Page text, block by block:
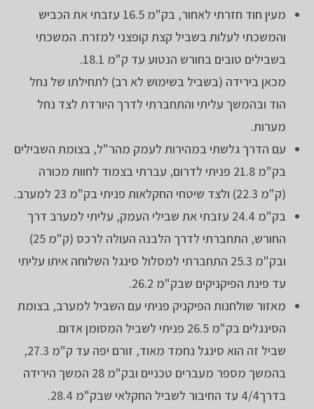
מעין חוד חזרתי לאחור, בק"מ 16.5 עזבתי את הכביש
והמשכתי לעלות בשביל קצת קופצני למזרח. המשכתי
בשבילים טובים בחורש הנטוע עד ק"מ 18.1.
מכאן בירידה (בשביל בשימוש לא רב) לתחילתו של נחל
הוד ובהמשך עליתי והתחברתי לדרך היורדת לצד נחל
מערות.
עם הדרך גלשתי במהירות לעמק מהר"ל, בצומת השבילים
בק"מ 21.8 פניתי לדרום, עברתי בצמוד לחוות מכורה
(ק"מ 22.3) ולצד שיטחי החקלאות פניתי בק"מ 23 למערב.
בק"מ 24.4 עזבתי את שבילי העמק, עליתי למערב דרך
החורש, התחברתי לדרך הלבנה העולה לרכס (ק"מ 25)
ובק"מ 25.3 התחברתי למסלול סינגל השלוחה איתו עליתי
עד פינת הפיקניקים שבק"מ 26.2.
מאזור שולחנות הפיקניק פניתי עם השביל למערב, בצומת
הסינגלים בק"מ 26.5 פניתי לשביל המסומן אדום.
שביל זה הוא סינגל נחמד מאוד, זורם יפה עד ק"מ 27.3,
בהמשך מספר מעברים טכניים ובק"מ 28 המשך הירידה
בדרך4/4 עד החיבור לשביל החקלאי שבק"מ 28.4.